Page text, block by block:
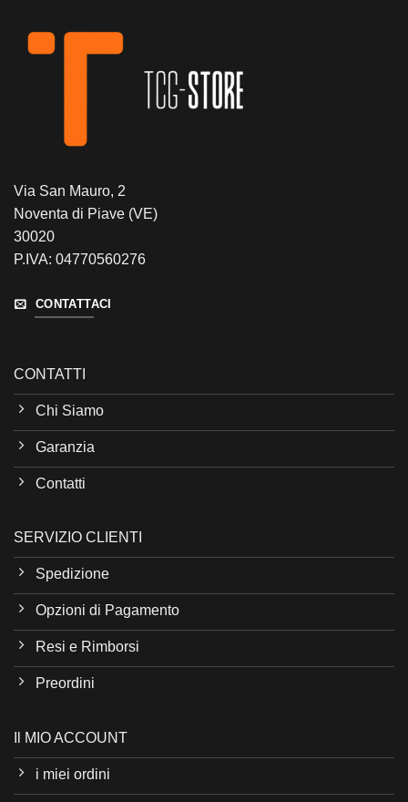
Via San Mauro, 2
Noventa di Piave (VE)
30020
P.IVA: 04770560276
CONTATTACI
CONTATTI
Chi Siamo
Garanzia
Contatti
SERVIZIO CLIENTI
Spedizione
Opzioni di Pagamento
Resi e Rimborsi
Preordini
Il MIO ACCOUNT
i miei ordini